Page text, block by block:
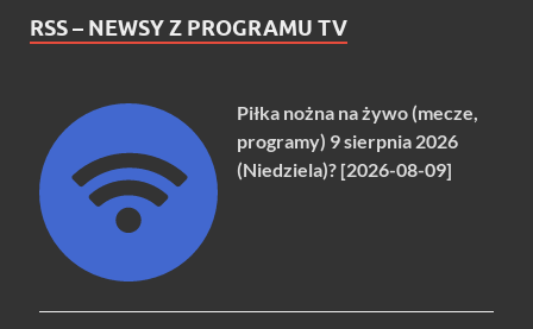
RSS – NEWSY Z PROGRAMU TV
Piłka nożna na żywo (mecze,
programy) 9 sierpnia 2026
(Niedziela)? [2026-08-09]